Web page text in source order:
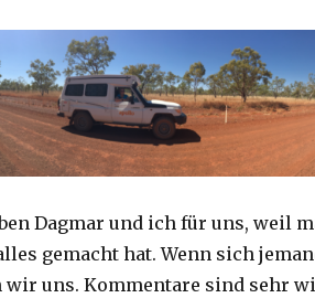
Dagmar und ich für uns, weil
gemacht hat. Wenn sich
uns. Kommentare sind sehr